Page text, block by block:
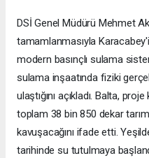
DSİ Genel Müdürü Mehmet
tamamlanmasıyla
modern basınçlı sulama
sulama inşaatında fiziki
ulaştığını açıkladı. Balta,
toplam 38 bin 850 dekar
kavuşacağını ifade etti.
tarihinde su tutulmaya